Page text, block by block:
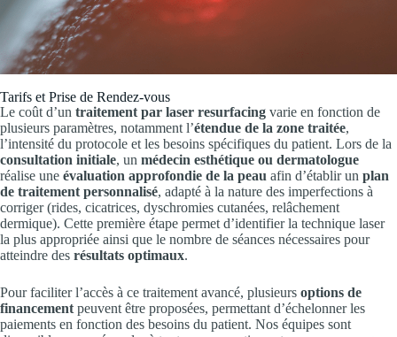
Tarifs et Prise de Rendez-vous
Le coût d’un traitement par laser resurfacing varie en fonction de
plusieurs paramètres, notamment l’étendue de la zone traitée,
l’intensité du protocole et les besoins spécifiques du patient. Lors de la
consultation initiale, un médecin esthétique ou dermatologue
réalise une évaluation approfondie de la peau afin d’établir un plan
de traitement personnalisé, adapté à la nature des imperfections à
corriger (rides, cicatrices, dyschromies cutanées, relâchement
dermique). Cette première étape permet d’identifier la technique laser
la plus appropriée ainsi que le nombre de séances nécessaires pour
atteindre des résultats optimaux.
Pour faciliter l’accès à ce traitement avancé, plusieurs options de
financement peuvent être proposées, permettant d’échelonner les
paiements en fonction des besoins du patient. Nos équipes sont